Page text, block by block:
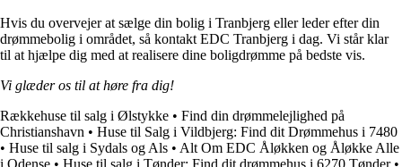
Hvis du overvejer at sælge din bolig i Tranbjerg eller leder efter din
drømmebolig i området, så kontakt EDC Tranbjerg i dag. Vi står klar
til at hjælpe dig med at realisere dine boligdrømme på bedste vis.
Vi glæder os til at høre fra dig!
Rækkehuse til salg i Ølstykke • Find din drømmelejlighed på
Christianshavn • Huse til Salg i Vildbjerg: Find dit Drømmehus i 7480
• Huse til salg i Sydals og Als • Alt Om EDC Åløkken og Åløkke Alle